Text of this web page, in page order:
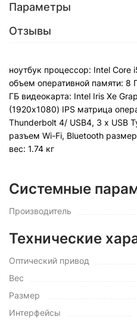
Параметры
Отзывы
ноутбук процессор: Intel
объем оперативной памяти: 8
ГБ видеокарта: Intel Iris Xe
(1920x1080) IPS матрица
Thunderbolt 4/ USB4, 3 x USB
разъем Wi-Fi, Bluetooth
вес: 1.74 кг
Системные
Производитель
Технические
Оптический привод
Вес
Размер
Интерфейсы